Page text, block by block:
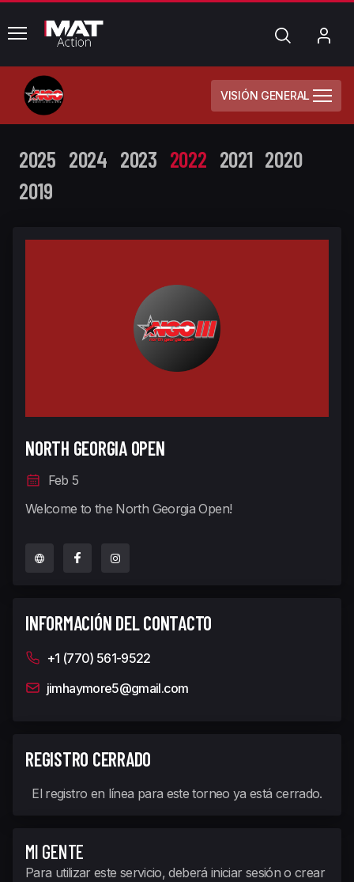
common.menu Búsqueda
VISIÓN GENERAL
2025 2024 2023 2022 2021 2020
2019
NORTH GEORGIA OPEN
Feb 5
Welcome to the North Georgia Open!
INFORMACIÓN DEL CONTACTO
+1 (770) 561-9522
jimhaymore5@gmail.com
REGISTRO CERRADO
El registro en línea para este torneo ya está cerrado.
MI GENTE
Para utilizar este servicio, deberá iniciar sesión o crear